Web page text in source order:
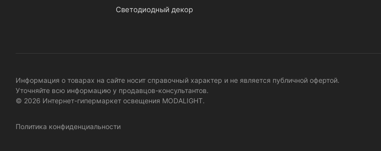
Светодиодный декор
Информация о товарах на сайте носит справочный характер и не является публичной офертой.
Уточняйте всю информацию у продавцов-консультантов.
© 2026 Интернет-гипермаркет освещения MODALIGHT.
Политика конфиденциальности